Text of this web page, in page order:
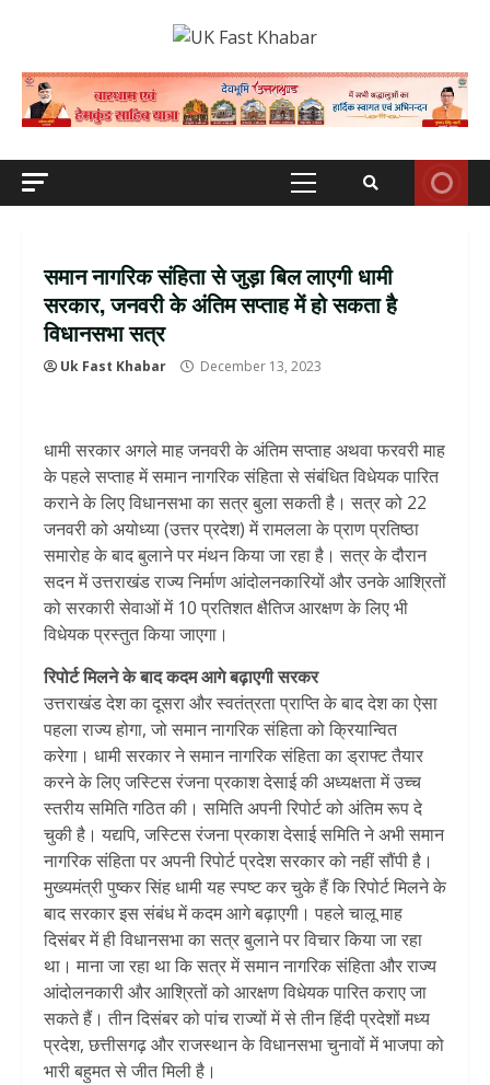
Primary
समान नागरिक संहिता से जुड़ा बिल लाएगी धामी
सरकार, जनवरी के अंतिम सप्ताह में हो सकता है
विधानसभा सत्र
Uk Fast Khabar December 13, 2023
धामी सरकार अगले माह जनवरी के अंतिम सप्ताह अथवा फरवरी माह
के पहले सप्ताह में समान नागरिक संहिता से संबंधित विधेयक पारित
कराने के लिए विधानसभा का सत्र बुला सकती है। सत्र को 22
जनवरी को अयोध्या (उत्तर प्रदेश) में रामलला के प्राण प्रतिष्ठा
समारोह के बाद बुलाने पर मंथन किया जा रहा है। सत्र के दौरान
सदन में उत्तराखंड राज्य निर्माण आंदोलनकारियों और उनके आश्रितों
को सरकारी सेवाओं में 10 प्रतिशत क्षैतिज आरक्षण के लिए भी
विधेयक प्रस्तुत किया जाएगा।
रिपोर्ट मिलने के बाद कदम आगे बढ़ाएगी सरकर
उत्तराखंड देश का दूसरा और स्वतंत्रता प्राप्ति के बाद देश का ऐसा
पहला राज्य होगा, जो समान नागरिक संहिता को क्रियान्वित
करेगा। धामी सरकार ने समान नागरिक संहिता का ड्राफ्ट तैयार
करने के लिए जस्टिस रंजना प्रकाश देसाई की अध्यक्षता में उच्च
स्तरीय समिति गठित की। समिति अपनी रिपोर्ट को अंतिम रूप दे
चुकी है। यद्यपि, जस्टिस रंजना प्रकाश देसाई समिति ने अभी समान
नागरिक संहिता पर अपनी रिपोर्ट प्रदेश सरकार को नहीं सौंपी है।
मुख्यमंत्री पुष्कर सिंह धामी यह स्पष्ट कर चुके हैं कि रिपोर्ट मिलने के
बाद सरकार इस संबंध में कदम आगे बढ़ाएगी। पहले चालू माह
दिसंबर में ही विधानसभा का सत्र बुलाने पर विचार किया जा रहा
था। माना जा रहा था कि सत्र में समान नागरिक संहिता और राज्य
आंदोलनकारी और आश्रितों को आरक्षण विधेयक पारित कराए जा
सकते हैं। तीन दिसंबर को पांच राज्यों में से तीन हिंदी प्रदेशों मध्य
प्रदेश, छत्तीसगढ़ और राजस्थान के विधानसभा चुनावों में भाजपा को
भारी बहुमत से जीत मिली है।